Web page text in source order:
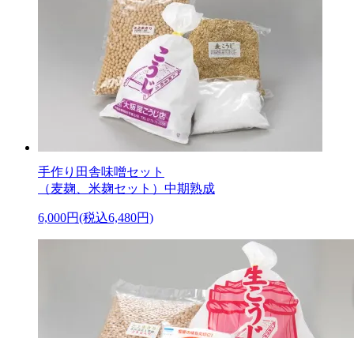
手作り田舎味噌セット
（麦麹、米麹セット）中期熟成
6,000円(税込6,480円)